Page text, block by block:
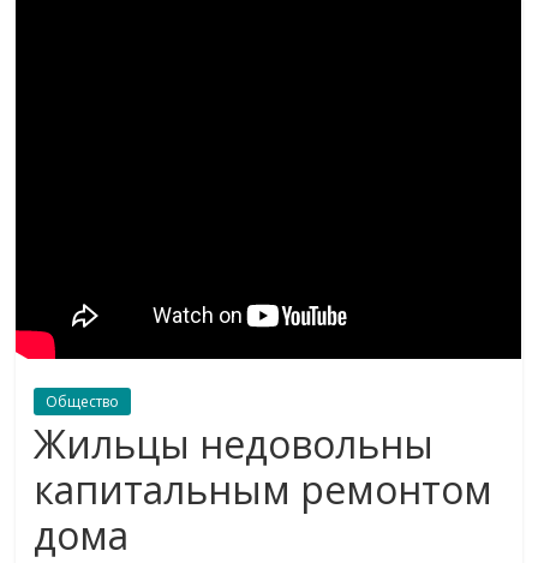
Общество
Жильцы недовольны
капитальным ремонтом
дома